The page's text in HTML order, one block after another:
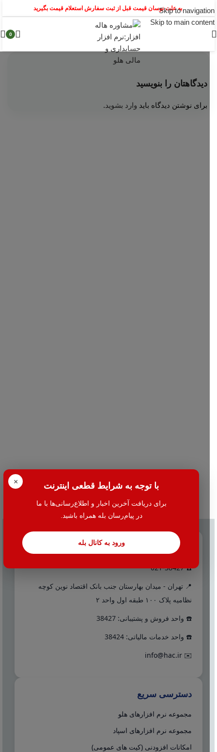
Skip to navigation
Skip to main content
به علت نوسان قیمت قبل از ثبت سفارش استعلام قیمت بگیرید
0
× با توجه به شرایط قطعی اینترنت
برای دریافت آخرین اخبار و اطلاع‌رسانی‌ها با ما
در پیام‌رسان بله همراه باشید.
ورود به کانال بله
دیدگاهتان را بنویسید
برای نوشتن دیدگاه باید وارد بشوید .
تماس با ما
☎️ 021-38427
📍 تهران - میدان بهارستان جنب بانک اقتصاد نوین کوچه
نظامیه پلاک ۱۰۰ طبقه اول واحد ۲
☎️ واحد فروش و پشتیبانی: 38427
☎️ واحد خدمات مالیاتی: 38424
✉️
info@hac.ir
دسترسی سریع
مجموعه نرم افزارهای هلو
مجموعه نرم افزارهای اسپاد
امکانات افزودنی (کیت های عمومی)